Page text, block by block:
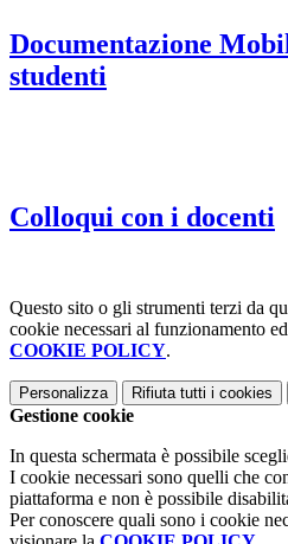
Documentazione
studenti
Colloqui con i docenti
Questo sito o gli strumenti terzi da
cookie necessari al funzionamento
COOKIE POLICY.
Personalizza Rifiuta tutti i cookies
Gestione cookie
In questa schermata è possibile
I cookie necessari sono quelli che
piattaforma e non è possibile
Per conoscere quali sono i cookie